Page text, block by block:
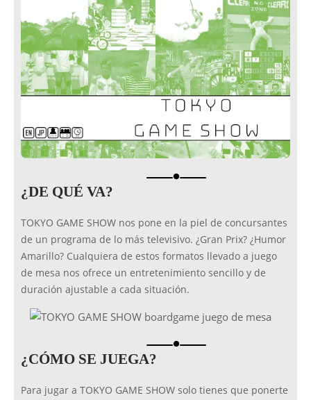
brightness_1
¿DE QUÉ VA?
TOKYO GAME SHOW nos pone en la piel de concursantes
de un programa de lo más televisivo. ¿Gran Prix? ¿Humor
Amarillo? Cualquiera de estos formatos llevado a juego
de mesa nos ofrece un entretenimiento sencillo y de
duración ajustable a cada situación.
brightness_1
¿CÓMO SE JUEGA?
Para jugar a TOKYO GAME SHOW solo tienes que ponerte